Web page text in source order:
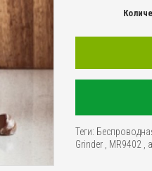
Теги:
Grinder
MR9402